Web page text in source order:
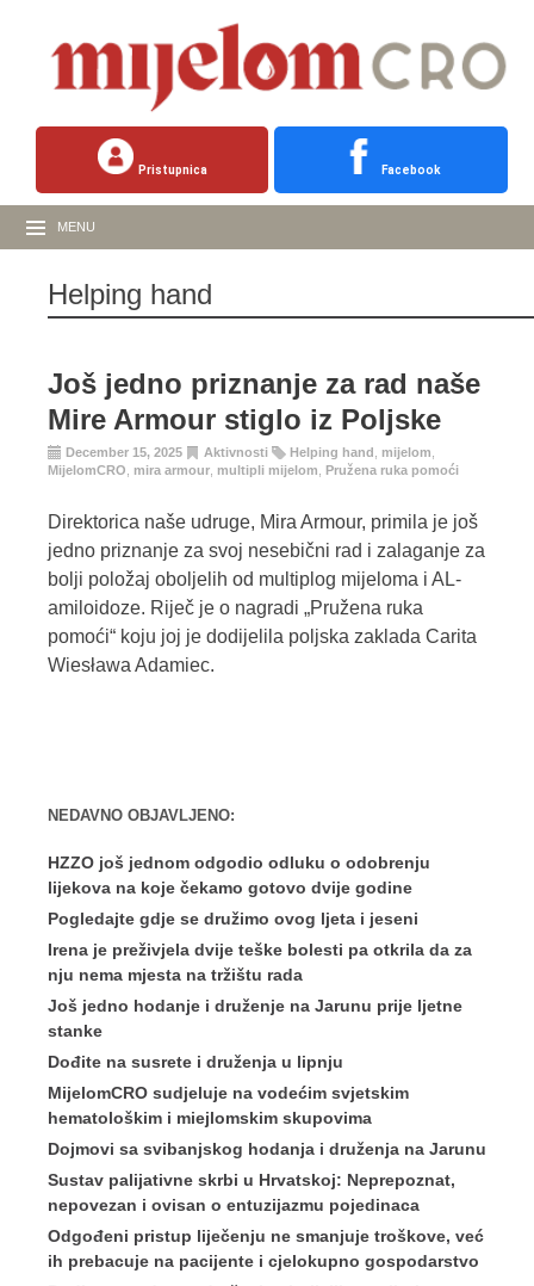
Pristupnica Facebook
MENU
Helping hand
Još jedno priznanje za rad naše
Mire Armour stiglo iz Poljske
December 15, 2025 Aktivnosti Helping hand mijelom
MijelomCRO
mira armour multipli mijelom Pružena ruka pomoći
Direktorica naše udruge, Mira Armour, primila je još
jedno priznanje za svoj nesebični rad i zalaganje za
bolji položaj oboljelih od multiplog mijeloma i AL-
amiloidoze. Riječ je o nagradi „Pružena ruka
pomoći“ koju joj je dodijelila poljska zaklada Carita
Wiesława Adamiec.
NEDAVNO OBJAVLJENO:
HZZO još jednom odgodio odluku o odobrenju
lijekova na koje čekamo gotovo dvije godine
Pogledajte gdje se družimo ovog ljeta i jeseni
Irena je preživjela dvije teške bolesti pa otkrila da za
nju nema mjesta na tržištu rada
Još jedno hodanje i druženje na Jarunu prije ljetne
stanke
Dođite na susrete i druženja u lipnju
MijelomCRO sudjeluje na vodećim svjetskim
hematološkim i miejlomskim skupovima
Dojmovi sa svibanjskog hodanja i druženja na Jarunu
Sustav palijativne skrbi u Hrvatskoj: Neprepoznat,
nepovezan i ovisan o entuzijazmu pojedinaca
Odgođeni pristup liječenju ne smanjuje troškove, već
ih prebacuje na pacijente i cjelokupno gospodarstvo